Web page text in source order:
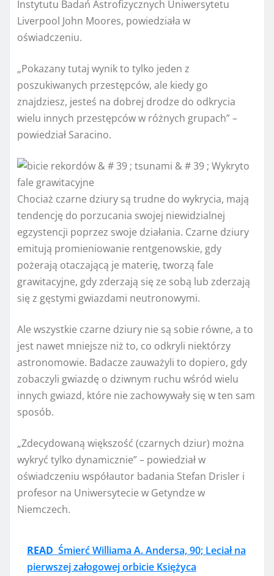
Instytutu Badań Astrofizycznych Uniwersytetu
Liverpool John Moores, powiedziała w
oświadczeniu.
„Pokazany tutaj wynik to tylko jeden z
poszukiwanych przestępców, ale kiedy go
znajdziesz, jesteś na dobrej drodze do odkrycia
wielu innych przestępców w różnych grupach” –
powiedział Saracino.
Chociaż czarne dziury są trudne do wykrycia, mają
tendencję do porzucania swojej niewidzialnej
egzystencji poprzez swoje działania. Czarne dziury
emitują promieniowanie rentgenowskie, gdy
pożerają otaczającą je materię, tworzą fale
grawitacyjne, gdy zderzają się ze sobą lub zderzają
się z gęstymi gwiazdami neutronowymi.
Ale wszystkie czarne dziury nie są sobie równe, a to
jest nawet mniejsze niż to, co odkryli niektórzy
astronomowie. Badacze zauważyli to dopiero, gdy
zobaczyli gwiazdę o dziwnym ruchu wśród wielu
innych gwiazd, które nie zachowywały się w ten sam
sposób.
„Zdecydowaną większość (czarnych dziur) można
wykryć tylko dynamicznie” – powiedział w
oświadczeniu współautor badania Stefan Drisler i
profesor na Uniwersytecie w Getyndze w
Niemczech.
READ Śmierć Williama A. Andersa, 90; Leciał na
pierwszej załogowej orbicie Księżyca